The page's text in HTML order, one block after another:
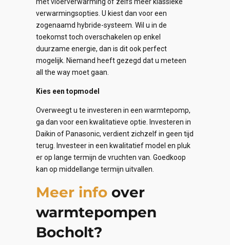
verwarmingsopties. U kiest dan voor een
zogenaamd hybride-systeem. Wil u in de
toekomst toch overschakelen op enkel
duurzame energie, dan is dit ook perfect
mogelijk. Niemand heeft gezegd dat u meteen
all the way moet gaan.
Kies een topmodel
Overweegt u te investeren in een warmtepomp,
ga dan voor een kwalitatieve optie. Investeren in
Daikin of Panasonic, verdient zichzelf in geen tijd
terug. Investeer in een kwalitatief model en pluk
er op lange termijn de vruchten van. Goedkoop
kan op middellange termijn uitvallen.
Meer info over
warmtepompen
Bocholt?